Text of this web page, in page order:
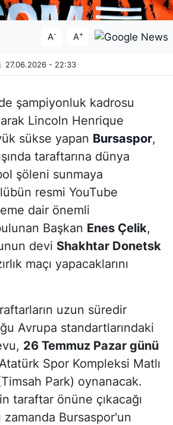
A- A+
27.06.2026 - 22:33
şampiyonluk kadrosu
Lincoln Henrique
sükse yapan Bursaspor,
taraftarına dünya
şöleni sunmaya
resmi YouTube
dair önemli
Başkan Enes Çelik,
devi Shakhtar Donetsk
maçı yapacaklarını
uzun süredir
Avrupa standartlarındaki
26 Temmuz Pazar günü
Spor Kompleksi Matlı
Park) oynanacak.
taraftar önüne çıkacağı
zamanda Bursaspor'un